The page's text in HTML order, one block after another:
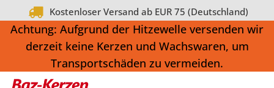
Kostenloser Versand ab EUR 75 (Deutschland)
Achtung: Aufgrund der Hitzewelle versenden wir
derzeit keine Kerzen und Wachswaren, um
Transportschäden zu vermeiden.